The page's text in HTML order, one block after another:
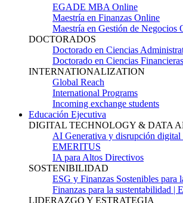
EGADE MBA Online
Maestría en Finanzas Online
Maestría en Gestión de Negocios
DOCTORADOS
Doctorado en Ciencias
Doctorado en Ciencias Financieras
INTERNATIONALIZATION
Global Reach
International Programs
Incoming exchange students
Educación Ejecutiva
DIGITAL TECHNOLOGY & DATA
AI Generativa y disrupción digital
EMERITUS
IA para Altos Directivos
SOSTENIBILIDAD
ESG y Finanzas Sostenibles para
Finanzas para la sustentabilidad |
LIDERAZGO Y ESTRATEGIA